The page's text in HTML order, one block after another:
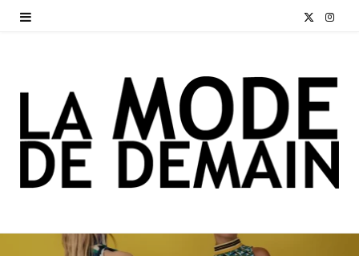
T
w
i
I
s
a